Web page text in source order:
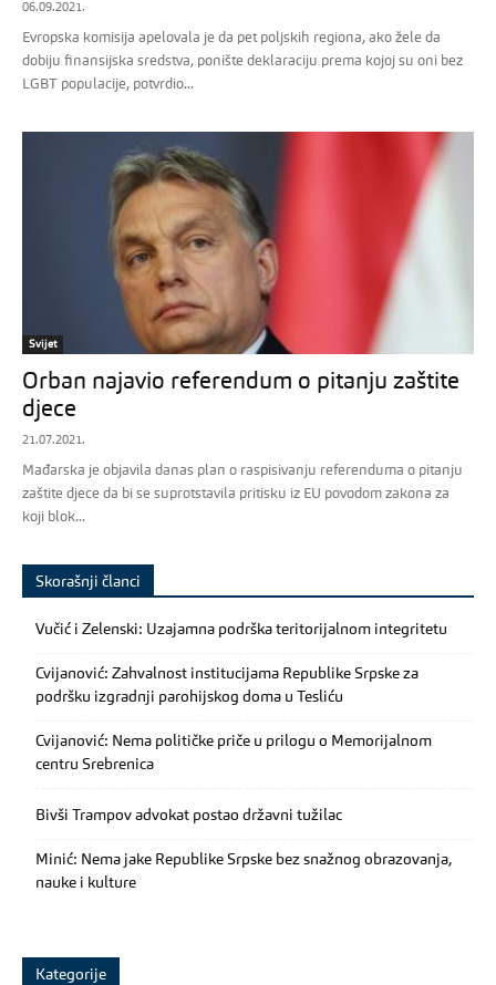
06.09.2021.
Evropska komisija apelovala je da pet poljskih regiona, ako žele da
dobiju finansijska sredstva, ponište deklaraciju prema kojoj su oni bez
LGBT populacije, potvrdio...
Svijet
Orban najavio referendum o pitanju zaštite
djece
21.07.2021.
Mađarska je objavila danas plan o raspisivanju referenduma o pitanju
zaštite djece da bi se suprotstavila pritisku iz EU povodom zakona za
koji blok...
Skorašnji članci
Vučić i Zelenski: Uzajamna podrška teritorijalnom integritetu
Cvijanović: Zahvalnost institucijama Republike Srpske za
podršku izgradnji parohijskog doma u Tesliću
Cvijanović: Nema političke priče u prilogu o Memorijalnom
centru Srebrenica
Bivši Trampov advokat postao državni tužilac
Minić: Nema jake Republike Srpske bez snažnog obrazovanja,
nauke i kulture
Kategorije